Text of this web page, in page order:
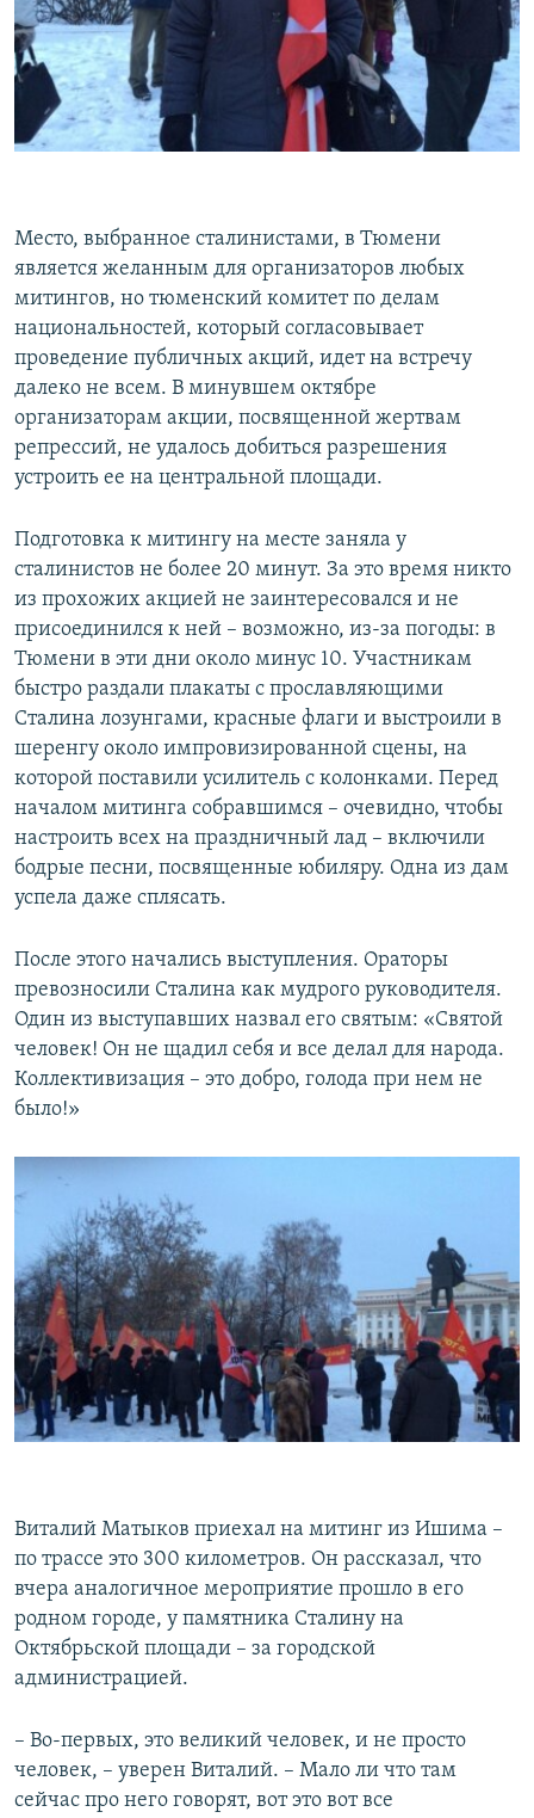
Место, выбранное сталинистами, в Тюмени
является желанным для организаторов любых
митингов, но тюменский комитет по делам
национальностей, который согласовывает
проведение публичных акций, идет на встречу
далеко не всем. В минувшем октябре
организаторам акции, посвященной жертвам
репрессий, не удалось добиться разрешения
устроить ее на центральной площади.
Подготовка к митингу на месте заняла у
сталинистов не более 20 минут. За это время никто
из прохожих акцией не заинтересовался и не
присоединился к ней – возможно, из-за погоды: в
Тюмени в эти дни около минус 10. Участникам
быстро раздали плакаты с прославляющими
Сталина лозунгами, красные флаги и выстроили в
шеренгу около импровизированной сцены, на
которой поставили усилитель с колонками. Перед
началом митинга собравшимся – очевидно, чтобы
настроить всех на праздничный лад – включили
бодрые песни, посвященные юбиляру. Одна из дам
успела даже сплясать.
После этого начались выступления. Ораторы
превозносили Сталина как мудрого руководителя.
Один из выступавших назвал его святым: «Святой
человек! Он не щадил себя и все делал для народа.
Коллективизация – это добро, голода при нем не
было!»
Виталий Матыков приехал на митинг из Ишима –
по трассе это 300 километров. Он рассказал, что
вчера аналогичное мероприятие прошло в его
родном городе, у памятника Сталину на
Октябрьской площади – за городской
администрацией.
– Во-первых, это великий человек, и не просто
человек, – уверен Виталий. – Мало ли что там
сейчас про него говорят, вот это вот все